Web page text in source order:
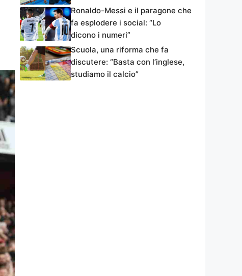
Ronaldo-Messi e il paragone che
fa esplodere i social: “Lo
dicono i numeri”
Scuola, una riforma che fa
discutere: “Basta con l’inglese,
studiamo il calcio”